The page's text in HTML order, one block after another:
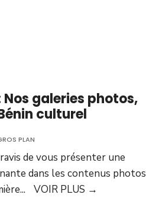
Nos galeries photos,
culturel
PLAN
de vous présenter une
dans les contenus photos
... VOIR PLUS →